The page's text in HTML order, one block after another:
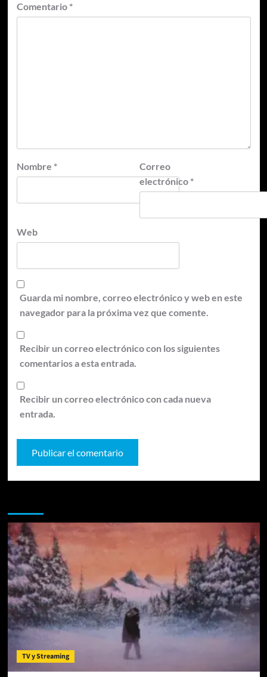
Comentario *
Nombre *
Correo
electrónico *
Web
Guarda mi nombre, correo electrónico y web en este
navegador para la próxima vez que comente.
Recibir un correo electrónico con los siguientes
comentarios a esta entrada.
Recibir un correo electrónico con cada nueva
entrada.
TV y Streaming